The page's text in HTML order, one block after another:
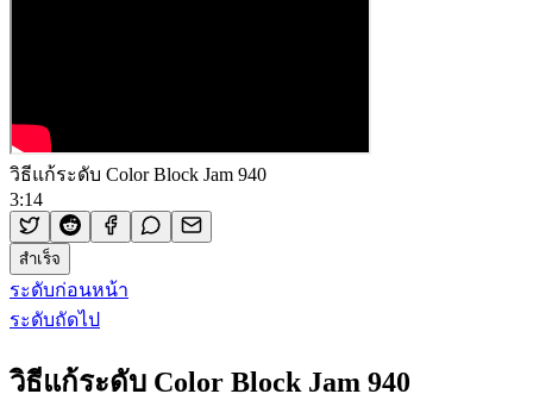
วิธีแก้ระดับ Color Block Jam 940
3:14
สำเร็จ
ระดับก่อนหน้า
ระดับถัดไป
วิธีแก้ระดับ Color Block Jam 940